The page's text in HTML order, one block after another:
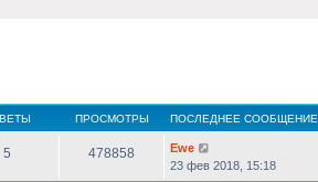
ПРОСМОТРЫ ПОСЛЕДНЕЕ СООБЩЕНИЕ
5 478858
Ewe
23 фев 2018, 15:18